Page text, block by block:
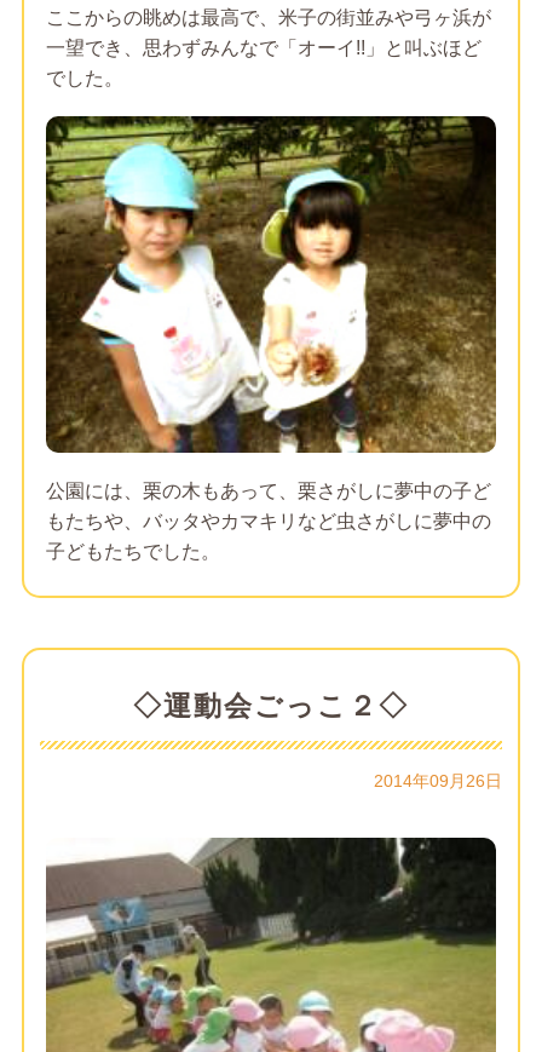
ここからの眺めは最高で、米子の街並みや弓ヶ浜が
一望でき、思わずみんなで「オーイ!!」と叫ぶほど
でした。
公園には、栗の木もあって、栗さがしに夢中の子ど
もたちや、バッタやカマキリなど虫さがしに夢中の
子どもたちでした。
◇運動会ごっこ２◇
2014年09月26日